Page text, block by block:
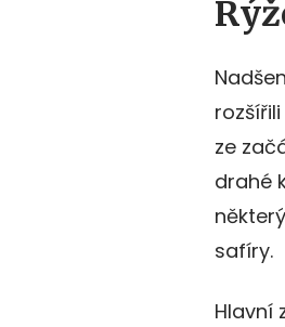
ze
drahé
safíry.
Hlavní